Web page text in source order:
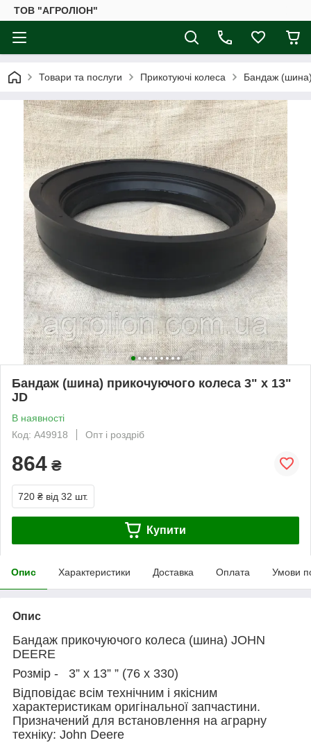
ТОВ "АГРОЛІОН"
Товари та послуги Прикотуючі колеса Бандаж
Бандаж (шина) прикочуючого колеса 3" x 13"
JD
В наявності
Код: A49918
Опт і роздріб
864 ₴
720 ₴ від 32 шт.
Купити
Опис Характеристики Доставка Оплата Умови
Опис
Бандаж прикочуючого колеса (шина) JOHN
DEERE
Розмір - 3” x 13” ” (76 x 330)
Відповідає всім технічним і якісним
характеристикам оригінальної запчастини.
Призначений для встановлення на аграрну
техніку: John Deere